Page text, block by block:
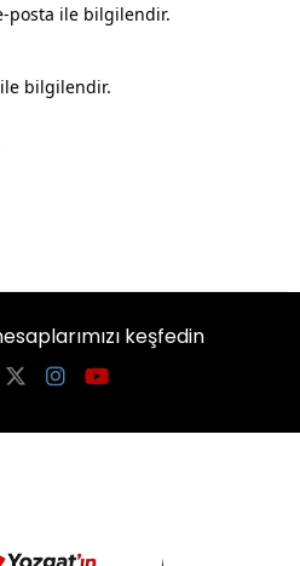
posta ile bilgilendir.
bilgilendir.
keşfedin